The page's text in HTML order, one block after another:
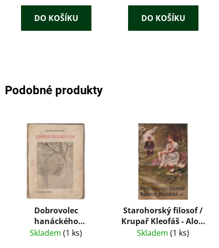
DO KOŠÍKU DO KOŠÍKU
Podobné produkty
Dobrovolec
hanáckého
pluku+Martin
Skladem (1 ks)
Starohorský filosof /
Krupař Kleofáš - Alois
Vojtěch Šmilovský
Skladem (1 ks)